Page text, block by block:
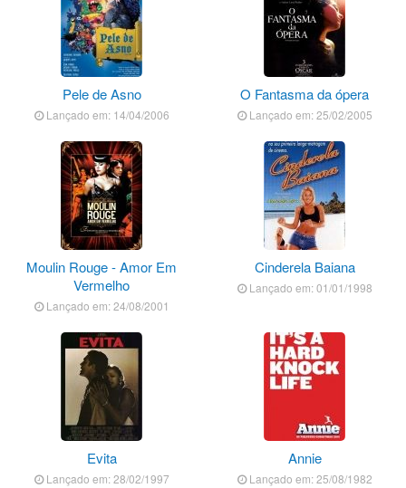
Pele de Asno
Lançado em: 14/04/2006
O Fantasma da ópera
Lançado em: 25/02/2005
Moulin Rouge - Amor Em
Vermelho
Lançado em: 24/08/2001
Cinderela Baiana
Lançado em: 01/01/1998
Evita
Lançado em: 28/02/1997
Annie
Lançado em: 25/08/1982